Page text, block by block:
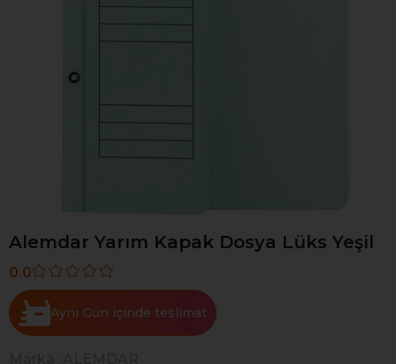
Alemdar Yarım Kapak Dosya Lüks Yeşil
0.0
Aynı Gün